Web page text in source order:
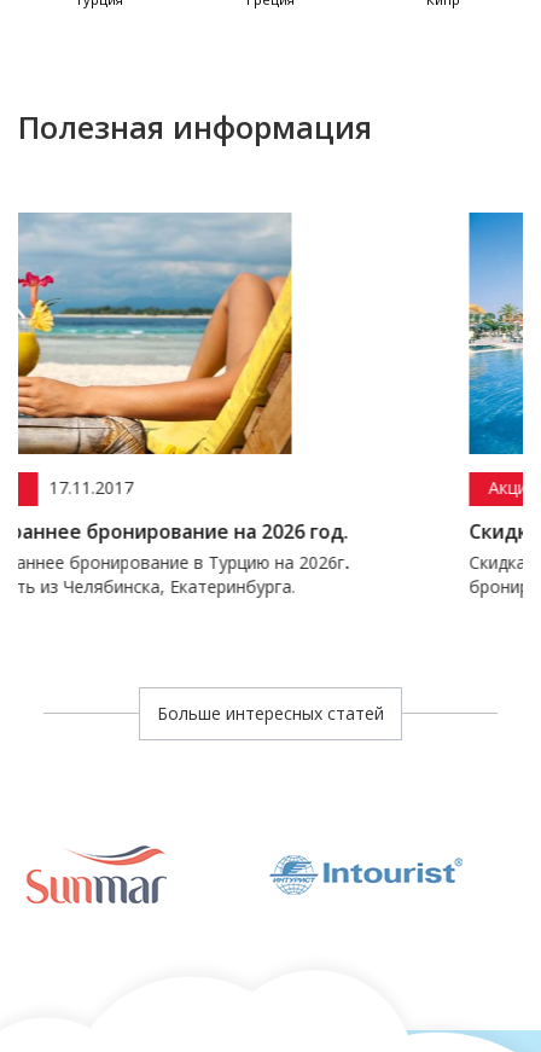
Полезная информация
на 2026 год.
в Турцию на 2026г.
Екатеринбурга.
15.12.2016
Скидка до 50% на
Скидка на отели Турции,
бронирование до 50%
Больше интересных статей